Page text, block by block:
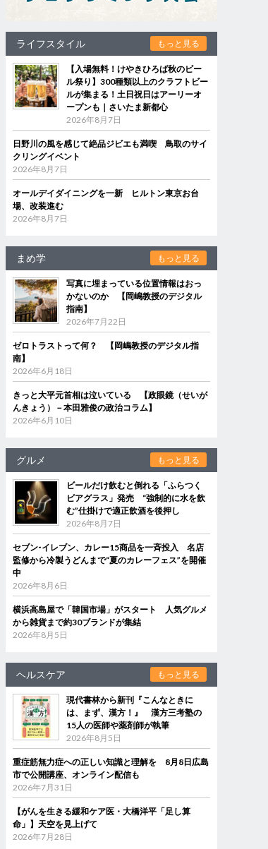
ライフスタイル もっと見る
【入場無料！けやきひろば秋のビー
ル祭り】300種類以上のクラフトビー
ルが集まる！土日祝日はアーリーオ
ープンも｜さいたま新都心
2026年8月7日
日野川の風を感じて絶品ジビエも満喫 鳥取のサイ
クリングイベント
2026年8月7日
オールデイダイニングを一新 ヒルトン東京お台
場、改装進む
2026年8月7日
まめ学 もっと見る
写真に埋まっている位置情報はおっ
かないのか 【岡嶋教授のデジタル
指南】
2026年7月22日
ゼロトラストって何？ 【岡嶋教授のデジタル指
南】
2026年6月18日
きっと大平元首相は泣いている 【政眼鏡（せいが
んきょう）－本田雅俊の政治コラム】
2026年6月10日
グルメ もっと見る
ビールだけ飲むと倒れる「ふらつく
ビアグラス」発売 “強制的に水を飲
む”仕掛けで適正飲酒を後押し
2026年8月7日
セブン‐イレブン、カレー15商品を一斉投入 名店
監修から冷製うどんまで“夏のカレーフェス”を開催
中
2026年8月6日
横浜高島屋で「韓国市場」がスタート 人気グルメ
から雑貨まで約30ブランドが集結
2026年8月5日
ヘルスケア もっと見る
現代書林から新刊『こんなときに
は、まず、漢方！』 漢方三考塾の
15人の医師や薬剤師が執筆
2026年8月5日
重症筋無力症への正しい知識と理解を 8月8日広島
市で公開講座、オンライン配信も
2026年7月31日
【がんを生きる緩和ケア医・大橋洋平「足し算
命」】天空を見上げて
2026年7月28日